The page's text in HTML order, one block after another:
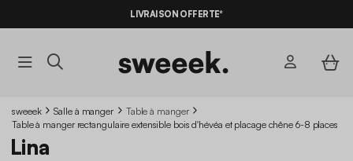
BONS PLANS* AVEC LECODE SUMMER10
LIVRAISON OFFERTE*
sweeek Salle à manger
Table à manger
Table à manger rectangulaire extensible bois d'hévéa et placage chêne 6-8 places
Lina